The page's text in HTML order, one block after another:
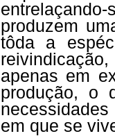
produzem
tôda a
apenas em
produção, o
em que se